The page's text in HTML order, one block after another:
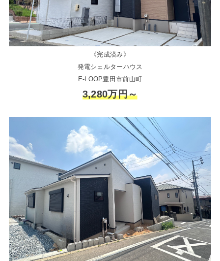
《完成済み》
発電シェルターハウス
E-LOOP豊田市前山町
3,280万円～